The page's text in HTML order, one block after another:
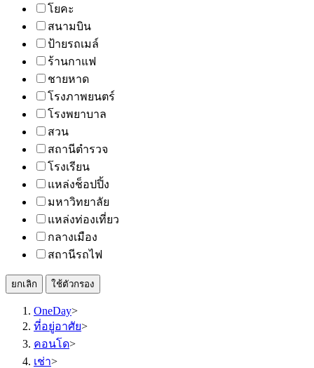
โยคะ
สนามบิน
ป้ายรถเมล์
ร้านกาแฟ
ชายหาด
โรงภาพยนตร์
โรงพยาบาล
สวน
สถานีตำรวจ
โรงเรียน
แหล่งช็อปปิ้ง
มหาวิทยาลัย
แหล่งท่องเที่ยว
กลางเมือง
สถานีรถไฟ
ยกเลิก ใช้ตัวกรอง
OneDay>
ที่อยู่อาศัย>
คอนโด>
เช่า>